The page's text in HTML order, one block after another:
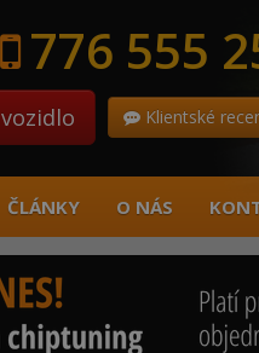
776 555
Klientské
ČLÁNKY O NÁS